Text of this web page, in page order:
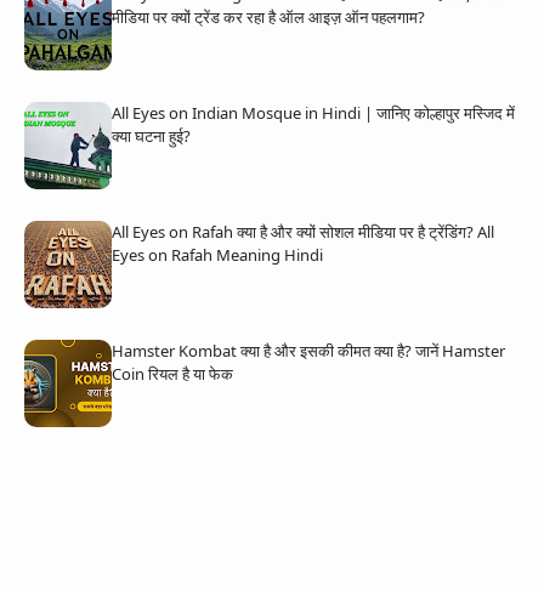
मीडिया पर क्यों ट्रेंड कर रहा है ऑल आइज़ ऑन पहलगाम?
All Eyes on Indian Mosque in Hindi | जानिए कोल्हापुर मस्जिद में
क्या घटना हुई?
All Eyes on Rafah क्या है और क्यों सोशल मीडिया पर है ट्रेंडिंग? All
Eyes on Rafah Meaning Hindi
Hamster Kombat क्या है और इसकी कीमत क्या है? जानें Hamster
Coin रियल है या फेक